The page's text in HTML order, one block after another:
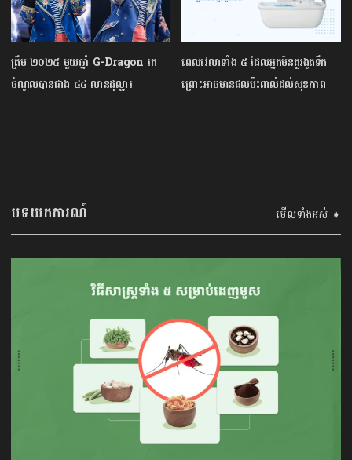
ត្រឹម ២០២៥ មួយឆ្នាំ G-Dragon រក
ចំណូលបានជាង ៤៤ លានដុល្លារ
ពេលវេលាទាំង ៥ ដែលអ្នកមិនគួរងូតទឹក​
ព្រោះអាចមានផលប៉ះពាល់ដល់សុខភាព
បទយកការណ៍ មើលទាំងអស់ ➧